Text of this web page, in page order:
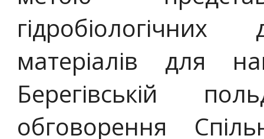
матеріалів для
Берегівській
обговорення